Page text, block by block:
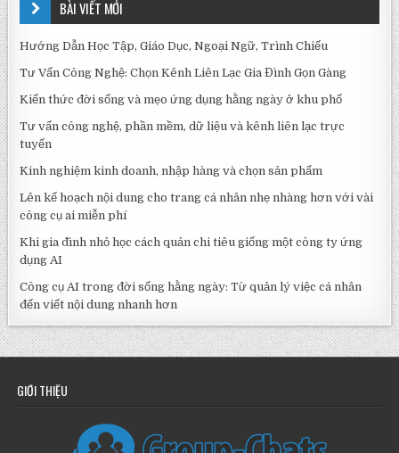
BÀI VIẾT MỚI
Hướng Dẫn Học Tập, Giáo Dục, Ngoại Ngữ, Trình Chiếu
Tư Vấn Công Nghệ: Chọn Kênh Liên Lạc Gia Đình Gọn Gàng
Kiến thức đời sống và mẹo ứng dụng hằng ngày ở khu phố
Tư vấn công nghệ, phần mềm, dữ liệu và kênh liên lạc trực
tuyến
Kinh nghiệm kinh doanh, nhập hàng và chọn sản phẩm
Lên kế hoạch nội dung cho trang cá nhân nhẹ nhàng hơn với vài
công cụ ai miễn phí
Khi gia đình nhỏ học cách quản chi tiêu giống một công ty ứng
dụng AI
Công cụ AI trong đời sống hằng ngày: Từ quản lý việc cá nhân
đến viết nội dung nhanh hơn
GIỚI THIỆU